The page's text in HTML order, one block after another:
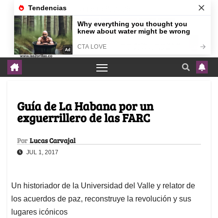
Guía de La Habana por un
exguerrillero de las FARC
Por Lucas Carvajal
JUL 1, 2017
Un historiador de la Universidad del Valle y relator de
los acuerdos de paz, reconstruye la revolución y sus
lugares icónicos